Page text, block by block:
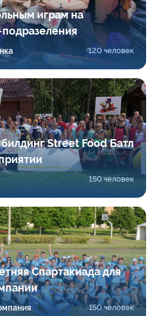
играм на
120 человек
Street Food Батл
150 человек
Спартакиада для
150 человек